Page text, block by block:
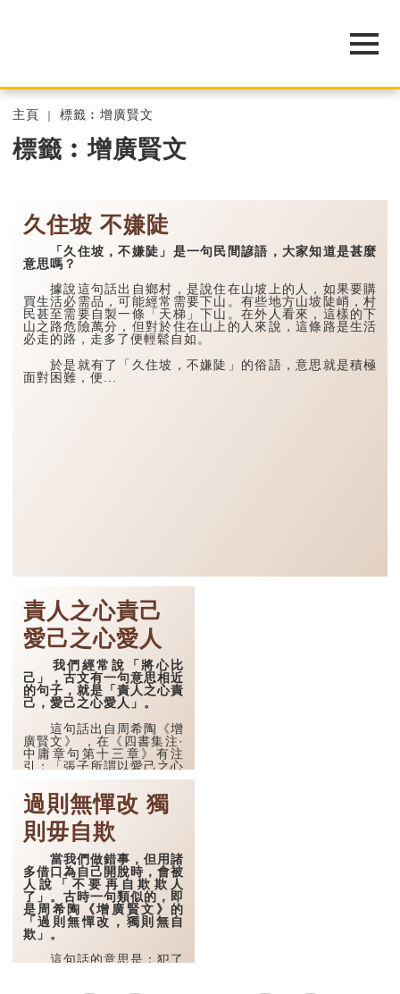
主頁 標籤︰增廣賢文
標籤︰增廣賢文
久住坡 不嫌陡
「久住坡，不嫌陡」是一句民間諺語，大家知道是甚麼
意思嗎？
據說這句話出自鄉村，是說住在山坡上的人，如果要購
買生活必需品，可能經常需要下山。有些地方山坡陡峭，村
民甚至需要自製一條「天梯」下山。在外人看來，這樣的下
山之路危險萬分，但對於住在山上的人來說，這條路是生活
必走的路，走多了便輕鬆自如。
於是就有了「久住坡，不嫌陡」的俗語，意思就是積極
面對困難，便...
責人之心責己
愛己之心愛人
我們經常說「將心比
己」，古文有一句意思相近
的句子，就是「責人之心責
己，愛己之心愛人」。
這句話出自周希陶《增
廣賢文》 ，在《四書集注·
中庸章句第十三章》有注
引：「張子所謂以愛己之心
愛人則盡仁，以責人之心責
己則盡道」。「責」就是
「責備」，「愛」就「愛
惜」，兩句話就是：要以責
備別人的態度來責備自己，
以要求別人的標準來要求自
己；也要像愛護、珍惜自己
一樣，去關心愛護別人。
延伸閱讀：星爺...
過則無憚改 獨
則毋自欺
當我們做錯事，但用諸
多借口為自己開脫時，會被
人說「不要再自欺欺人
了」。古時一句類似的，即
是周希陶《增廣賢文》的
「過則無憚改，獨則無自
欺」。
這句話的意思是：犯了